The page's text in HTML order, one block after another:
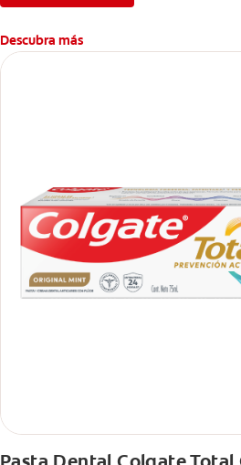
Descubra más